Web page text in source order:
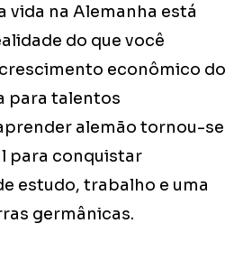
vida na Alemanha está
do que você
econômico do
para talentos
alemão tornou-se
para conquistar
estudo, trabalho e uma
germânicas.